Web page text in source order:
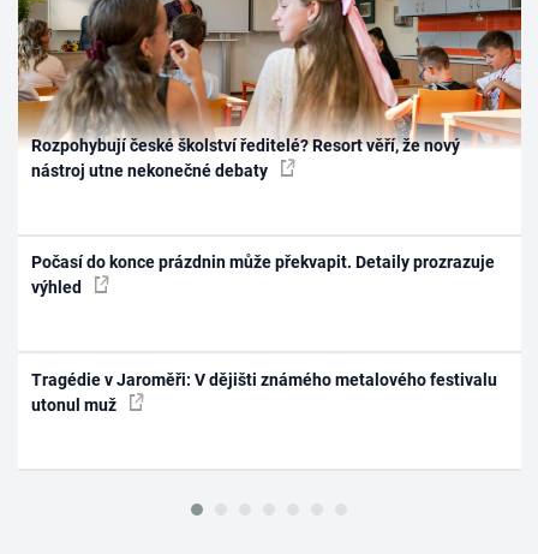
Rozpohybují české školství ředitelé? Resort věří, že nový
nástroj utne nekonečné debaty
Počasí do konce prázdnin může překvapit. Detaily prozrazuje
výhled
Tragédie v Jaroměři: V dějišti známého metalového festivalu
utonul muž